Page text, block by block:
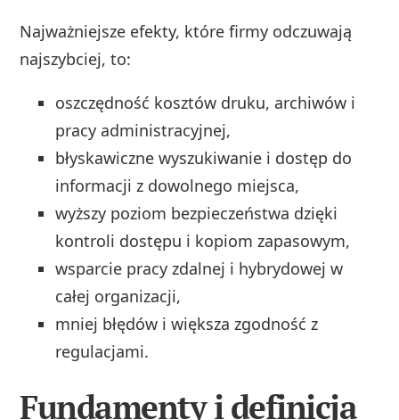
Najważniejsze efekty, które firmy odczuwają
najszybciej, to:
oszczędność kosztów druku, archiwów i
pracy administracyjnej,
błyskawiczne wyszukiwanie i dostęp do
informacji z dowolnego miejsca,
wyższy poziom bezpieczeństwa dzięki
kontroli dostępu i kopiom zapasowym,
wsparcie pracy zdalnej i hybrydowej w
całej organizacji,
mniej błędów i większa zgodność z
regulacjami.
Fundamenty i definicja